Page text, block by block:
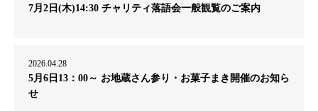
7月2日(木)14:30 チャリティ落語会一般観覧のご案内
2026.04.28
5月6日13：00～ お地蔵さん参り・お菓子まき開催のお知ら
せ